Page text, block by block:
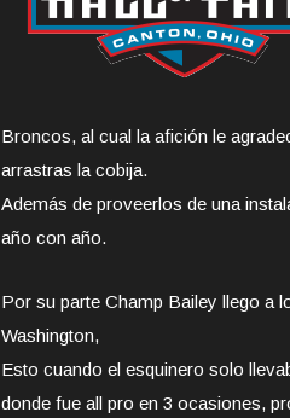
Broncos, al cual la afición le
arrastras la cobija.
Además de proveerlos de una
año con año.
Por su parte Champ Bailey llego a
Washington,
Esto cuando el esquinero solo
donde fue all pro en 3 ocasiones,